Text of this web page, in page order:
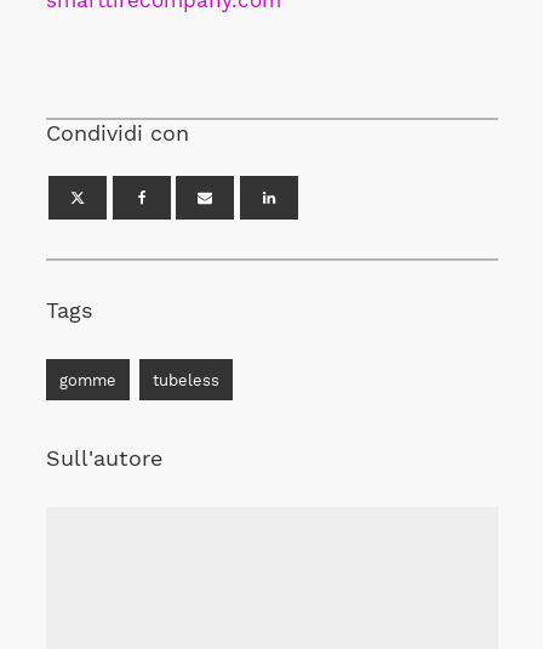
Condividi con
Tags
gomme tubeless
Sull'autore